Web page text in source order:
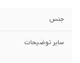
جنس
سایر توضیحات